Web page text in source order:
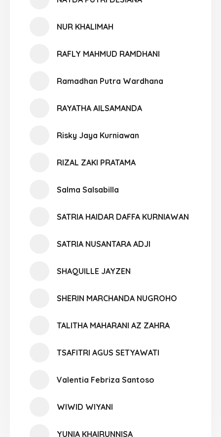
NUR KHALIMAH
RAFLY MAHMUD RAMDHANI
Ramadhan Putra Wardhana
RAYATHA AILSAMANDA
Risky Jaya Kurniawan
RIZAL ZAKI PRATAMA
Salma Salsabilla
SATRIA HAIDAR DAFFA KURNIAWAN
SATRIA NUSANTARA ADJI
SHAQUILLE JAYZEN
SHERIN MARCHANDA NUGROHO
TALITHA MAHARANI AZ ZAHRA
TSAFITRI AGUS SETYAWATI
Valentia Febriza Santoso
WIWID WIYANI
YUNIA KHAIRUNNISA